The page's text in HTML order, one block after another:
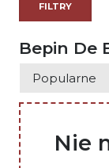
Bepin De
Nie
FILTRY